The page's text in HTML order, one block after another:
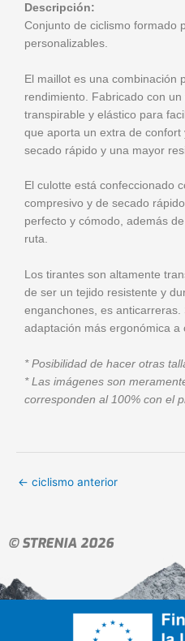
Descripción:
Conjunto de ciclismo formado
personalizables.
El maillot es una combinación
rendimiento. Fabricado con
transpirable y elástico para
que aporta un extra de
secado rápido y una mayor
El culotte está confeccionado
compresivo y de secado
perfecto y cómodo, además
ruta.
Los tirantes son altamente
de ser un tejido resistente y
enganchones, es anticarreras.
adaptación más ergonómica a
* Posibilidad de hacer otras
* Las imágenes son
corresponden al 100% con el
← ciclismo anterior
© STRENIA 2026